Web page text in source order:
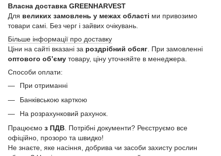
Власна доставка GREENHARVEST
Для великих замовлень у межах області ми привозимо
товари самі. Без черг і зайвих очікувань.
Більше інформації про доставку
Ціни на сайті вказані за роздрібний обсяг. При замовленні
оптового об’єму товару, ціну уточняйте в менеджера.
Способи оплати:
При отриманні
Банківською карткою
На розрахунковий рахунок.
Працюємо з ПДВ . Потрібні документи? Реєструємо все
офіційно, прозоро та швидко!
Не знаєте, яке насіння, добрива чи засоби захисту рослин